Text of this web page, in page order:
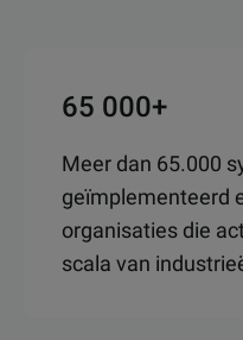
65 000+
Meer dan 65.000
geïmplementeerd
organisaties die
scala van